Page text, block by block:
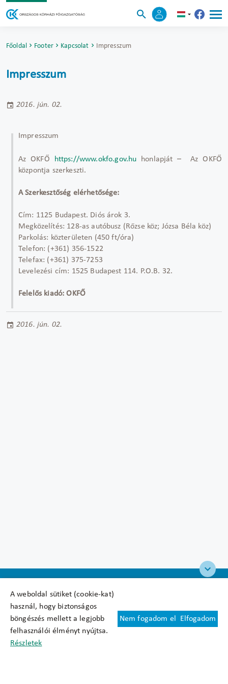
A weboldal sütiket (cookie-kat)
használ, hogy biztonságos
böngészés mellett a legjobb
felhasználói élményt nyújtsa.
Részletek
Nem fogadom el Elfogadom
Főoldal Footer Kapcsolat Impresszum
Impresszum
2016. jún. 02.
Impresszum
Az OKFŐ https://www.okfo.gov.hu honlapját – Az OKFŐ
központja szerkeszti.
A Szerkesztőség elérhetősége:
Cím: 1125 Budapest. Diós árok 3.
Megközelítés: 128-as autóbusz (Rőzse köz; Józsa Béla köz)
Parkolás: közterületen (450 ft/óra)
Telefon: (+361) 356-1522
Telefax: (+361) 375-7253
Levelezési cím: 1525 Budapest 114. P.O.B. 32.
Felelős kiadó: OKFŐ
2016. jún. 02.
Felhasználási feltételek